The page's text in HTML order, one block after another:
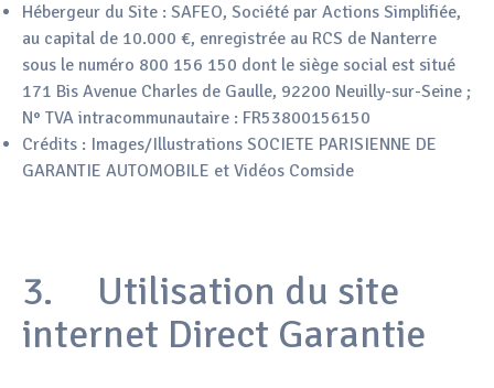
Hébergeur du Site : SAFEO, Société par Actions Simplifiée,
au capital de 10.000 €, enregistrée au RCS de Nanterre
sous le numéro 800 156 150 dont le siège social est situé
171 Bis Avenue Charles de Gaulle, 92200 Neuilly-sur-Seine ;
N° TVA intracommunautaire : FR53800156150
Crédits : Images/Illustrations SOCIETE PARISIENNE DE
GARANTIE AUTOMOBILE et Vidéos Comside
3. Utilisation du site
internet Direct Garantie